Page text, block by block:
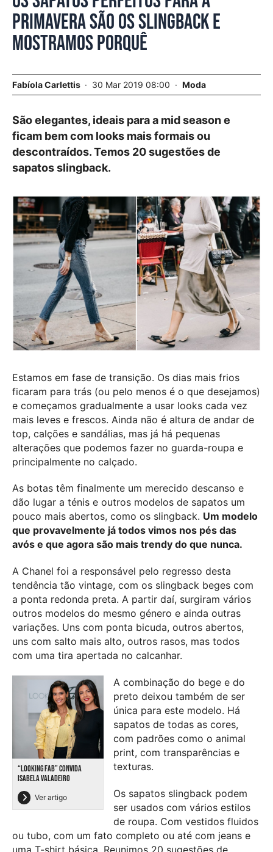
primavera são os slingback e
mostramos porquê
Fabíola Carlettis 30 Mar 2019 08:00 Moda
São elegantes, ideais para a mid season e
ficam bem com looks mais formais ou
descontraídos. Temos 20 sugestões de
sapatos slingback.
Estamos em fase de transição. Os dias mais frios
ficaram para trás (ou pelo menos é o que desejamos)
e começamos gradualmente a usar looks cada vez
mais leves e frescos. Ainda não é altura de andar de
top, calções e sandálias, mas já há pequenas
alterações que podemos fazer no guarda-roupa e
principalmente no calçado.
As botas têm finalmente um merecido descanso e
dão lugar a ténis e outros modelos de sapatos um
pouco mais abertos, como os slingback. Um modelo
que provavelmente já todos vimos nos pés das
avós e que agora são mais trendy do que nunca.
A Chanel foi a responsável pelo regresso desta
tendência tão vintage, com os slingback beges com
a ponta redonda preta. A partir daí, surgiram vários
outros modelos do mesmo género e ainda outras
variações. Uns com ponta bicuda, outros abertos,
uns com salto mais alto, outros rasos, mas todos
com uma tira apertada no calcanhar.
“LOOKING FAB” CONVIDA
ISABELA VALADEIRO
Ver artigo
A combinação do bege e do
preto deixou também de ser
única para este modelo. Há
sapatos de todas as cores,
com padrões como o animal
print, com transparências e
texturas.
Os sapatos slingback podem
ser usados com vários estilos
de roupa. Com vestidos fluidos
ou tubo, com um fato completo ou até com jeans e
uma T-shirt básica. Reunimos 20 sugestões de